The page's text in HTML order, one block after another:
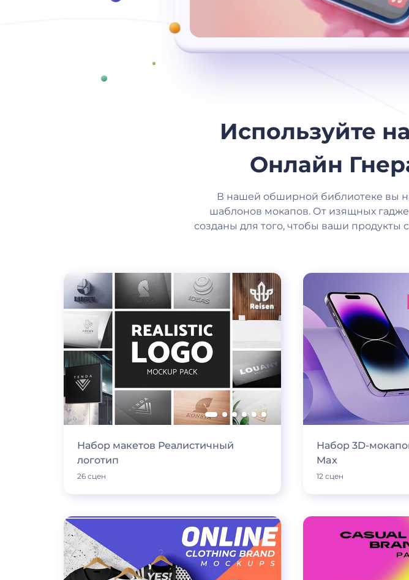
Используйте
Онлайн
В нашей обширной библиотеке вы
шаблонов мокапов. От изящных
созданы для того, чтобы ваши
Набор макетов Реалистичный
логотип
26 сцен
Набор 3D-
Max
12 сцен